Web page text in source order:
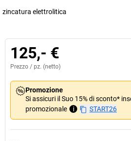
zincatura elettrolitica
125,- €
Prezzo / pz. (netto)
Promozione
Si assicuri il Suo 15% di sconto*
promozionale
i START26